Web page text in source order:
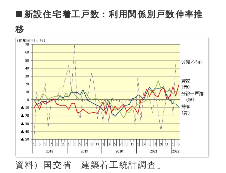
■新設住宅着工戸数：利用関係別戸数伸率推
移
資料）国交省「建築着工統計調査」